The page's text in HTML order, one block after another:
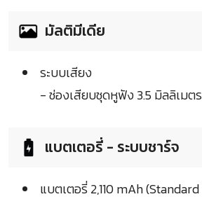
มัลติมีเดีย
ระบบเสียง
- ช่องเสียบชุดหูฟัง 3.5 มิลลิเมตร
แบตเตอรี่ - ระบบชาร์จ
แบตเตอรี่ 2,110 mAh